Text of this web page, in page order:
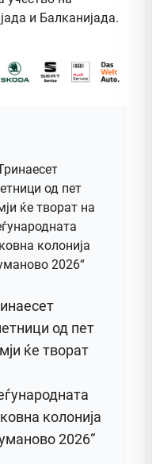
и Балканијада.
од пет
ќе творат
колонија
2026“